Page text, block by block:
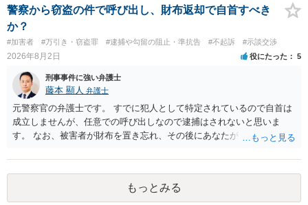
害者の経済的損害の回復として有利に斟酌されます。 また、前科前歴
を有しないことも、規範意識が鈍磨しきっているとまでは言えず、有
利な点です。 その他、家族の監督等の情状証拠を適切に提出すること
で、私見ですが、執行猶予判決を視野に入れることが可能な事案と思
われます。 上記、一つの意見として参考ください。
警察から窃盗の件で呼び出し、財布返却で自首すべき
か？
#加害者 #万引き・窃盗罪 #逮捕や勾留の阻止・準抗告 #不起訴 #示談交渉
2026年8月2日 役にたった 5
刑事事件に強い弁護士
藤本 顯人 弁護士
元警察官の弁護士です。 すでに犯人として特定されているので自首は
成立しませんが、任意での呼び出しなので逮捕はされないと思いま
す。 なお、被害者が財布を置き忘れ、その後にあなたがトイレに入
と言い逃れはかなり厳しいものと思います。
もっとみる